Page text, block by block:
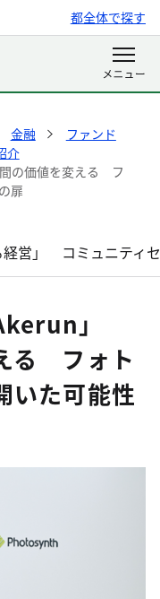
都全体で探す
金融
ファンド
介
の価値を変える フ
扉
営」 コミュニティ
」
る フォト
いた可能性